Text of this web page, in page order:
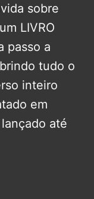
sobre
LIVRO
passo a
tudo o
inteiro
em
até